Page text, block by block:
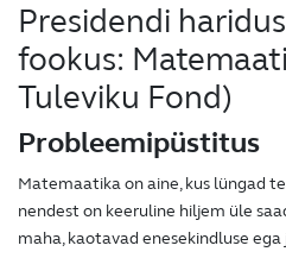
Presidendi
fookus:
Tuleviku Fond)
Probleemipüstitus
Matemaatika on aine, kus lüngad
nendest on keeruline hiljem üle
maha, kaotavad enesekindluse